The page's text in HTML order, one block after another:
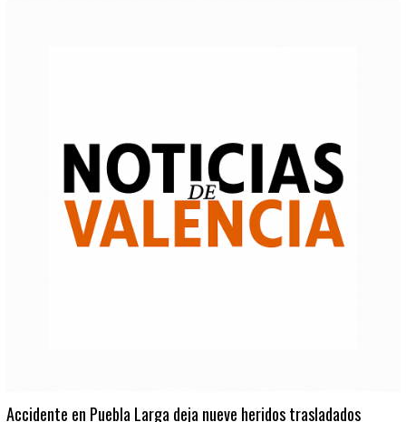
Accidente en Puebla Larga deja nueve heridos trasladados